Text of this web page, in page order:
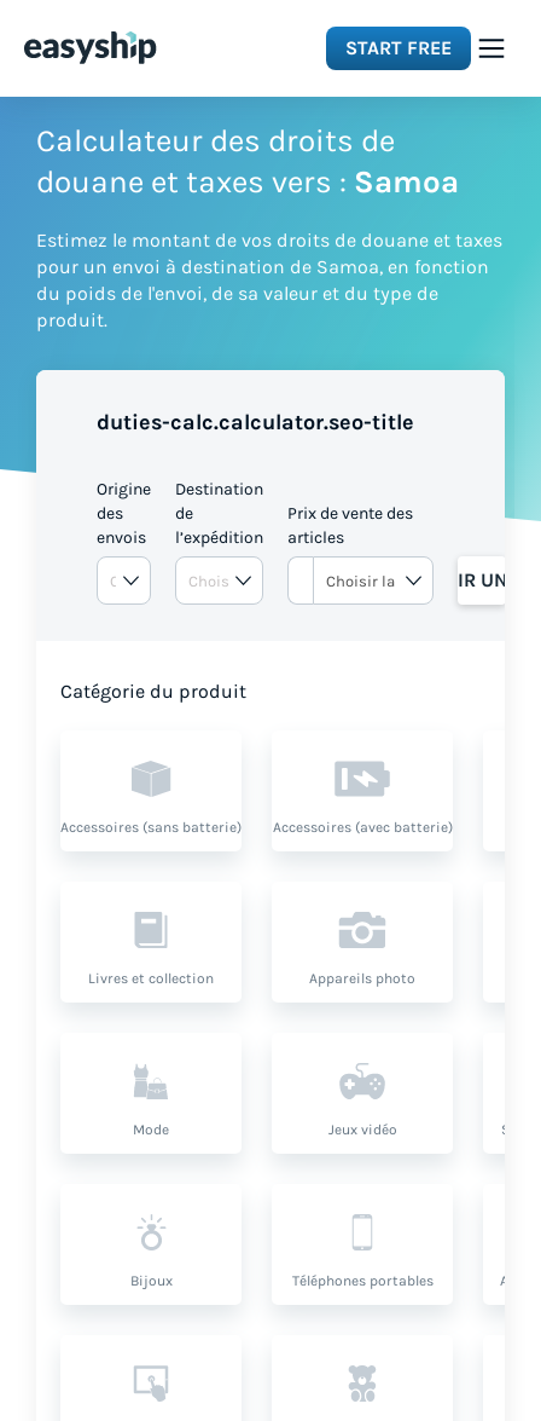
START FREE
Solutions
Integrations
Resources
Calculateur des droits de
douane et taxes vers : Samoa
Estimez le montant de vos droits de douane et taxes
pour un envoi à destination de Samoa, en fonction
du poids de l'envoi, de sa valeur et du type de
produit.
duties-calc.calculator.seo-title
Origine
des
envois
Destination
de
l’expédition
Prix de vente des
articles
OBTENIR UN
Catégorie du produit
Accessoires (sans batterie) Accessoires (avec batterie)
Livres et collection Appareils photo
Mode Jeux vidéo
Bijoux Téléphones portables